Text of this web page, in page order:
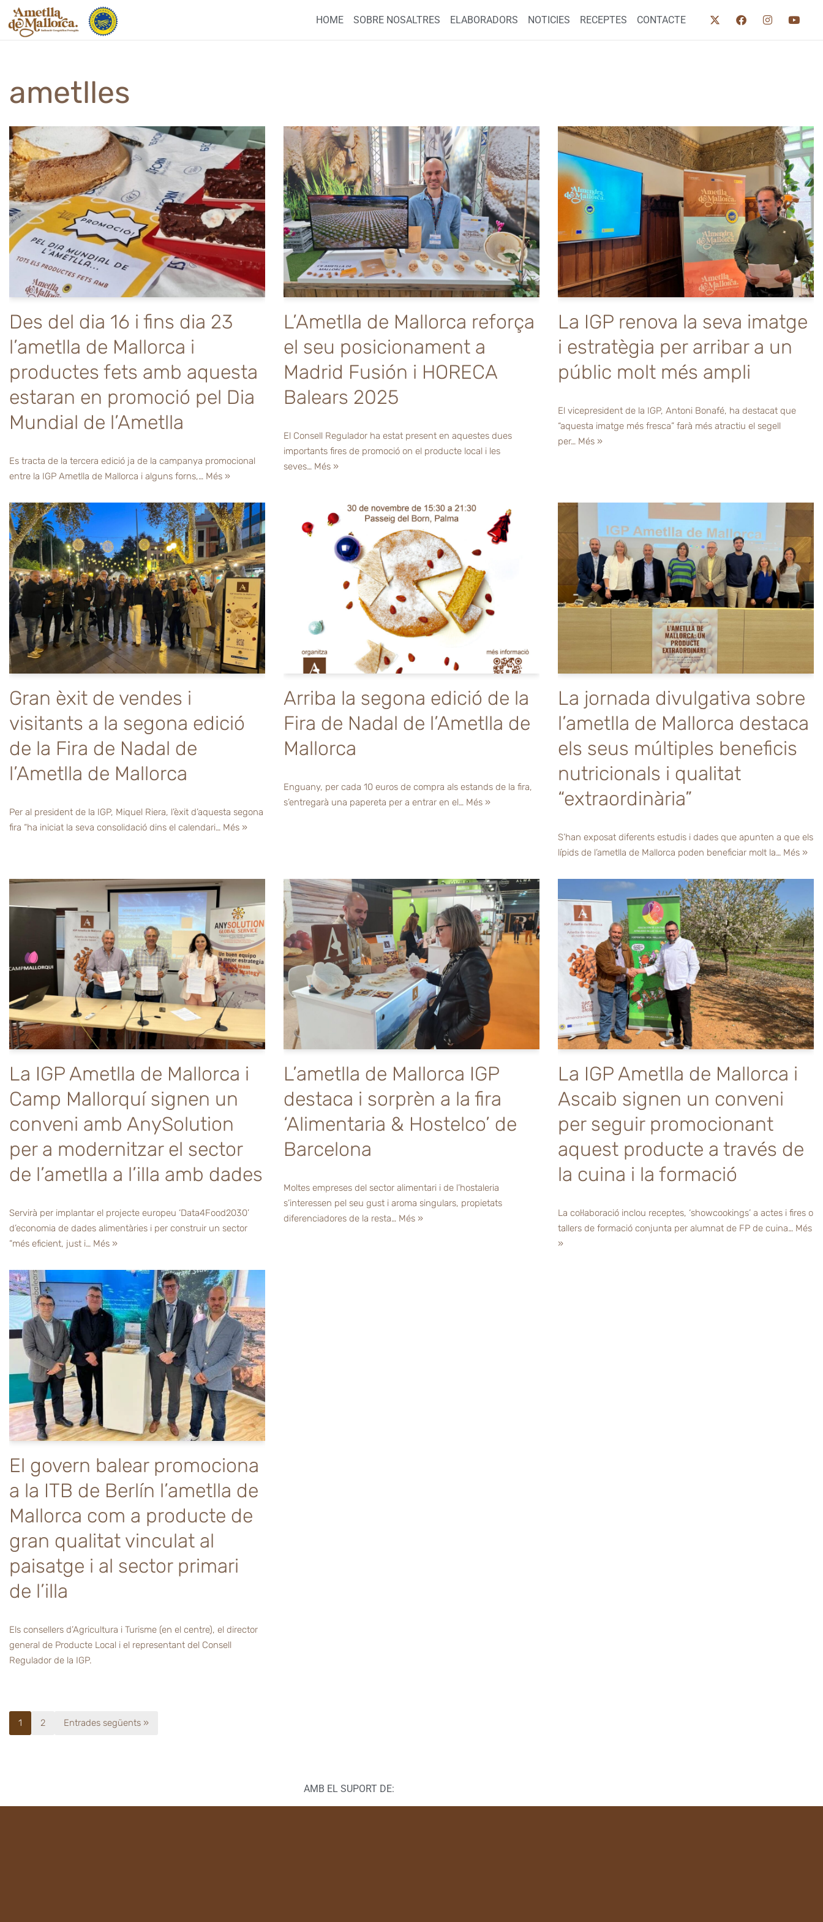
Vés
HOME SOBRE NOSALTRES ELABORADORS NOTICIES RECEPTES CONTACTE
ametlles
Des del dia 16 i fins dia 23
l’ametlla de Mallorca i
productes fets amb aquesta
estaran en promoció pel Dia
Mundial de l’Ametlla
Es tracta de la tercera edició ja de la campanya promocional
entre la IGP Ametlla de Mallorca i alguns forns,… Més »
L’Ametlla de Mallorca reforça
el seu posicionament a
Madrid Fusión i HORECA
Balears 2025
El Consell Regulador ha estat present en aquestes dues
importants fires de promoció on el producte local i les
seves… Més »
La IGP renova la seva imatge
i estratègia per arribar a un
públic molt més ampli
El vicepresident de la IGP, Antoni Bonafé, ha destacat que
“aquesta imatge més fresca” farà més atractiu el segell
per… Més »
Gran èxit de vendes i
visitants a la segona edició
de la Fira de Nadal de
l’Ametlla de Mallorca
Per al president de la IGP, Miquel Riera, l’èxit d’aquesta segona
fira “ha iniciat la seva consolidació dins el calendari… Més »
Arriba la segona edició de la
Fira de Nadal de l’Ametlla de
Mallorca
Enguany, per cada 10 euros de compra als estands de la fira,
s’entregarà una papereta per a entrar en el… Més »
La jornada divulgativa sobre
l’ametlla de Mallorca destaca
els seus múltiples beneficis
nutricionals i qualitat
“extraordinària”
S’han exposat diferents estudis i dades que apunten a que els
lípids de l’ametlla de Mallorca poden beneficiar molt la… Més »
La IGP Ametlla de Mallorca i
Camp Mallorquí signen un
conveni amb AnySolution
per a modernitzar el sector
de l’ametlla a l’illa amb dades
Servirà per implantar el projecte europeu ‘Data4Food2030’
d’economia de dades alimentàries i per construir un sector
“més eficient, just i… Més »
L’ametlla de Mallorca IGP
destaca i sorprèn a la fira
‘Alimentaria & Hostelco’ de
Barcelona
Moltes empreses del sector alimentari i de l’hostaleria
s’interessen pel seu gust i aroma singulars, propietats
diferenciadores de la resta… Més »
La IGP Ametlla de Mallorca i
Ascaib signen un conveni
per seguir promocionant
aquest producte a través de
la cuina i la formació
La col·laboració inclou receptes, ‘showcookings’ a actes i fires o
tallers de formació conjunta per alumnat de FP de cuina… Més
»
El govern balear promociona
a la ITB de Berlín l’ametlla de
Mallorca com a producte de
gran qualitat vinculat al
paisatge i al sector primari
de l’illa
Els consellers d’Agricultura i Turisme (en el centre), el director
general de Producte Local i el representant del Consell
Regulador de la IGP.
1 2 Entrades següents »
AMB EL SUPORT DE: